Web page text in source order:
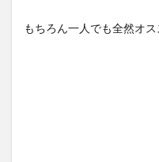
もちろん一人でも全然オ